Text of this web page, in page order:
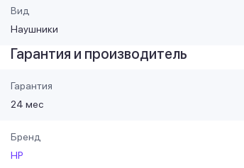
Вид
Наушники
Гарантия и производитель
Гарантия
24 мес
Бренд
HP